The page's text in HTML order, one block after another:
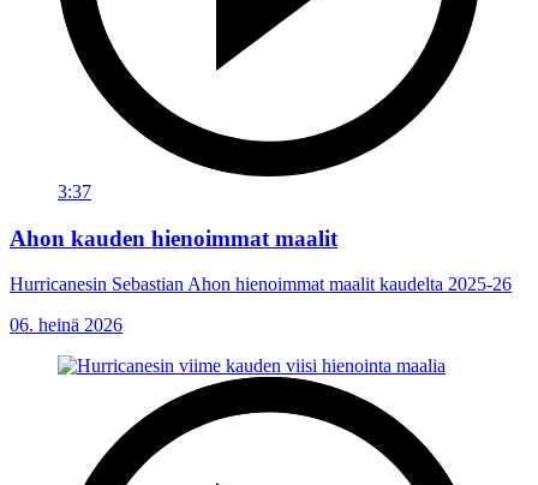
3:37
Ahon kauden hienoimmat maalit
Hurricanesin Sebastian Ahon hienoimmat maalit kaudelta 2025-26
06. heinä 2026